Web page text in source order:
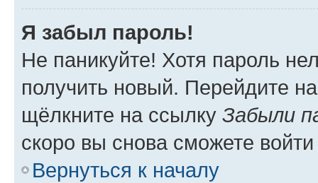
Я забыл пароль!
Не паникуйте! Хотя пароль
получить новый. Перейдите
щёлкните на ссылку Забыли
скоро вы снова сможете
Вернуться к началу